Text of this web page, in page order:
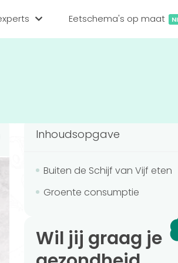
aanmelden
Eetschema's op maat
Inhoudsopgave
Buiten de Schijf van Vijf eten
Groente consumptie
Wil jij graag je